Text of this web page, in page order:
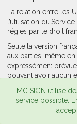
La relation entre les
l’utilisation du
régies par le droit
Seule la version
aux parties, même
expressément
pouvant avoir aucun
parties.
Les différends qui
MG SIGN utilise
service possible.